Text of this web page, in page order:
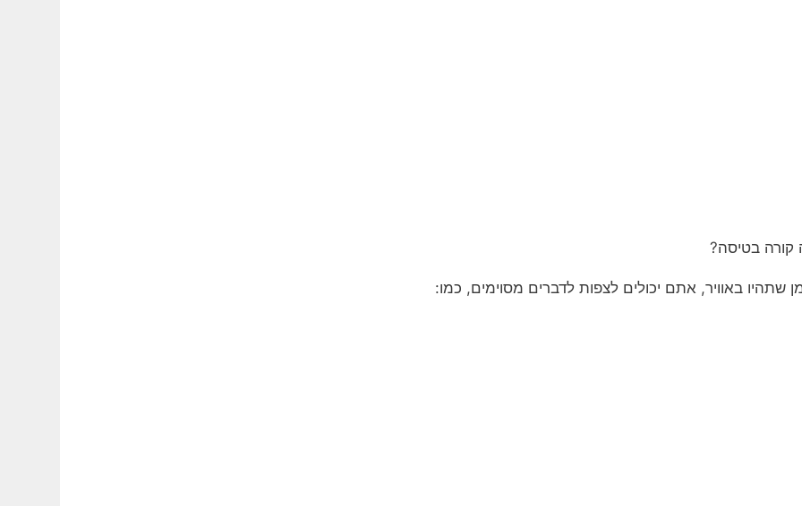
קורה בטיסה?
שתהיו באוויר, אתם יכולים לצפות לדברים מסוימים, כמו: